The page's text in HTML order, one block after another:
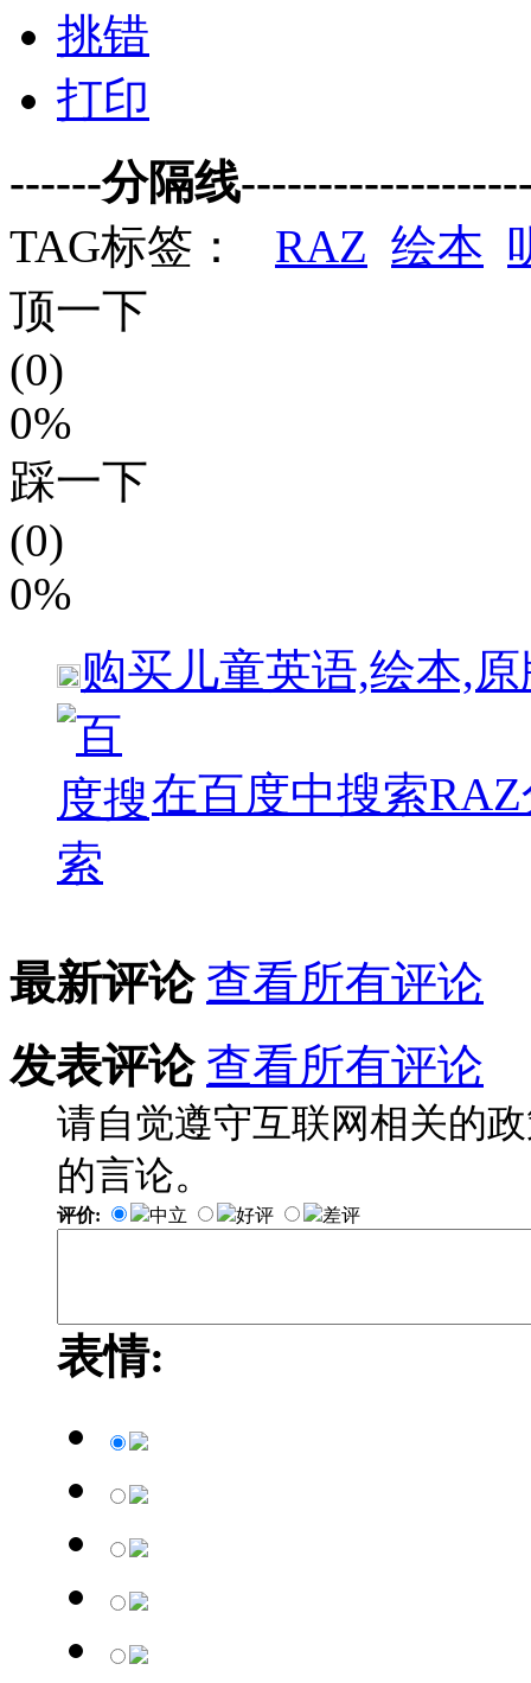
挑错
打印
------分隔线
TAG标签：
RAZ 绘本
顶一下
(0)
0%
踩一下
(0)
0%
购买 儿童英语,绘本,
在百度中搜索
最新评论 查看所有评论
发表评论 查看所有评论
请自觉遵守互联网相关的
的言论。
评价: 中立 好评 差评
表情: